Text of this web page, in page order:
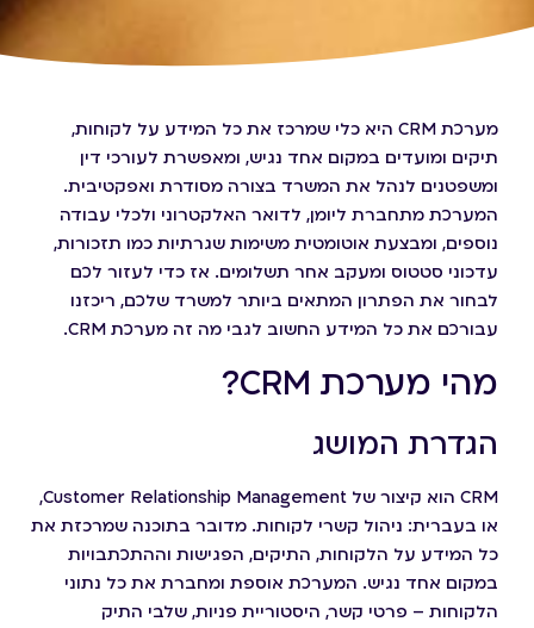
מערכת CRM היא כלי שמרכז את כל המידע על לקוחות,
תיקים ומועדים במקום אחד נגיש, ומאפשרת לעורכי דין
ומשפטנים לנהל את המשרד בצורה מסודרת ואפקטיבית.
המערכת מתחברת ליומן, לדואר האלקטרוני ולכלי עבודה
נוספים, ומבצעת אוטומטית משימות שגרתיות כמו תזכורות,
עדכוני סטטוס ומעקב אחר תשלומים. אז כדי לעזור לכם
לבחור את הפתרון המתאים ביותר למשרד שלכם, ריכזנו
עבורכם את כל המידע החשוב לגבי מה זה מערכת CRM.
מהי מערכת CRM?
הגדרת המושג
CRM הוא קיצור של Customer Relationship Management,
או בעברית: ניהול קשרי לקוחות. מדובר בתוכנה שמרכזת את
כל המידע על הלקוחות, התיקים, הפגישות וההתכתבויות
במקום אחד נגיש. המערכת אוספת ומחברת את כל נתוני
הלקוחות – פרטי קשר, היסטוריית פניות, שלבי התיק